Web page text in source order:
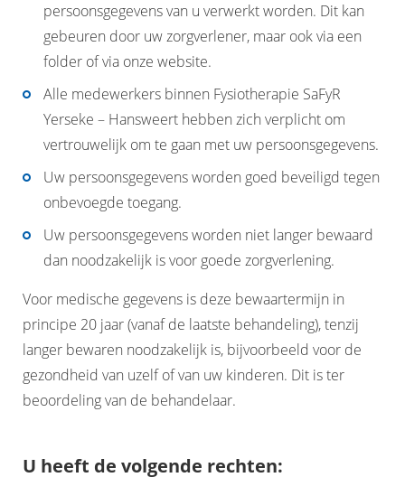
persoonsgegevens van u verwerkt worden. Dit kan
gebeuren door uw zorgverlener, maar ook via een
folder of via onze website.
Alle medewerkers binnen Fysiotherapie SaFyR
Yerseke – Hansweert hebben zich verplicht om
vertrouwelijk om te gaan met uw persoonsgegevens.
Uw persoonsgegevens worden goed beveiligd tegen
onbevoegde toegang.
Uw persoonsgegevens worden niet langer bewaard
dan noodzakelijk is voor goede zorgverlening.
Voor medische gegevens is deze bewaartermijn in
principe 20 jaar (vanaf de laatste behandeling), tenzij
langer bewaren noodzakelijk is, bijvoorbeeld voor de
gezondheid van uzelf of van uw kinderen. Dit is ter
beoordeling van de behandelaar.
U heeft de volgende rechten: